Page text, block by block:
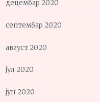
децембар 2020
септембар 2020
август 2020
јул 2020
јун 2020